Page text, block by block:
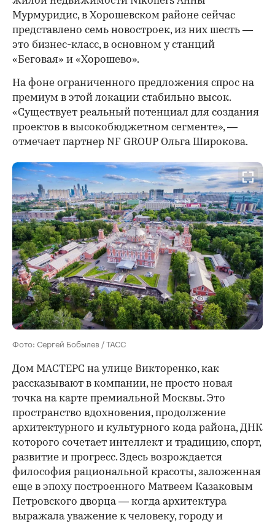
Мурмуридис, в Хорошевском районе сейчас
представлено семь новостроек, из них шесть —
это бизнес-класс, в основном у станций
«Беговая» и «Хорошево».
На фоне ограниченного предложения спрос на
премиум в этой локации стабильно высок.
«Существует реальный потенциал для создания
проектов в высокобюджетном сегменте», —
отмечает партнер NF GROUP Ольга Широкова.
Фото: Сергей Бобылев / ТАСС
Дом МАСТЕРС на улице Викторенко, как
рассказывают в компании, не просто новая
точка на карте премиальной Москвы. Это
пространство вдохновения, продолжение
архитектурного и культурного кода района, ДНК
которого сочетает интеллект и традицию, спорт,
развитие и прогресс. Здесь возрождается
философия рациональной красоты, заложенная
еще в эпоху построенного Матвеем Казаковым
Петровского дворца — когда архитектура
выражала уважение к человеку, городу и